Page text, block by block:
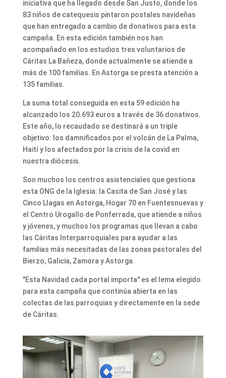
iniciativa que ha llegado desde San Justo, donde los
83 niños de catequesis pintaron postales navideñas
que han entregado a cambio de donativos para esta
campaña. En esta edición también nos han
acompañado en los estudios tres voluntarios de
Cáritas La Bañeza, donde actualmente se atiende a
más de 100 familias. En Astorga se presta atención a
135 familias.
La suma total conseguida en esta 59 edición ha
alcanzado los 20.693 euros a través de 36 donativos.
Este año, lo recaudado se destinará a un triple
objetivo: los damnificados por el volcán de La Palma,
Haití y los afectados por la crisis de la covid en
nuestra diócesis.
Son muchos los centros asistenciales que gestiona
esta ONG de la Iglesia: la Casita de San José y las
Cinco Llagas en Astorga, Hogar 70 en Fuentesnuevas y
el Centro Urogallo de Ponferrada, que atiende a niños
y jóvenes, y muchos los programas que llevan a cabo
las Cáritas Interparroquiales para ayudar a las
familias más necesitadas de las zonas pastorales del
Bierzo, Galicia, Zamora y Astorga.
"Esta Navidad cada portal importa" es el lema elegido
para esta campaña que continúa abierta en las
colectas de las parroquias y directamente en la sede
de Cáritas.